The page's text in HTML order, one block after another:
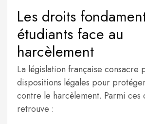
Les droits
étudiants face au
harcèlement
La législation française consacre
dispositions légales pour
contre le harcèlement. Parmi ces
retrouve :